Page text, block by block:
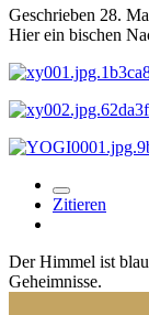
Geschrieben 28.
Hier ein bischen
Zitieren
Der Himmel ist
Geheimnisse.